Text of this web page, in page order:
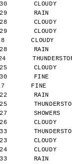
CLOUDY
RAIN
CLOUDY
CLOUDY
CLOUDY
RAIN
CLOUDY
FINE
27       FINE
RAIN
SHOWERS
CLOUDY
CLOUDY
CLOUDY
33       RAIN